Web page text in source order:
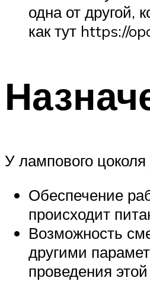
одна от другой,
как тут https://
У лампового
Обеспечение
происходит
Возможность
другими
проведения